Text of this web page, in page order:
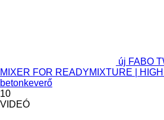
új FABO
MIXER FOR READYMIXTURE |
betonkeverő
10
VIDEÓ